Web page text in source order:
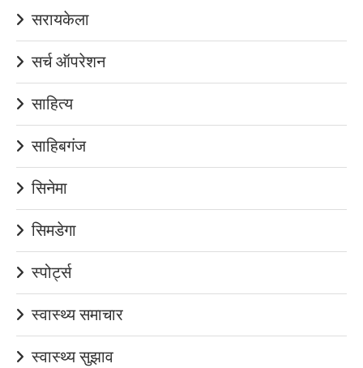
सरायकेला
सर्च ऑपरेशन
साहित्य
साहिबगंज
सिनेमा
सिमडेगा
स्पोर्ट्स
स्वास्थ्य समाचार
स्वास्थ्य सुझाव